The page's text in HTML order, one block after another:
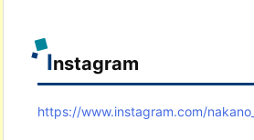
Instagram
https://www.instagram.com/